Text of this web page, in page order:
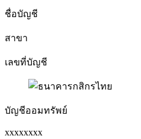
ชื่อบัญชี
สาขา
เลขที่บัญชี
บัญชีออมทรัพย์
xxxxxxxx